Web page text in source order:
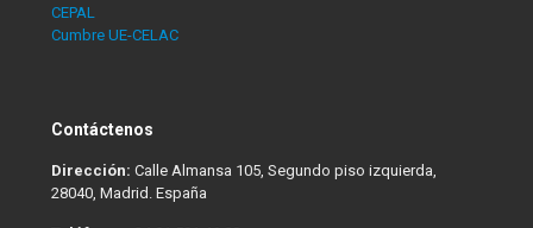
CEPAL
Cumbre UE-CELAC
Contáctenos
Dirección: Calle Almansa 105, Segundo piso izquierda,
28040, Madrid. España